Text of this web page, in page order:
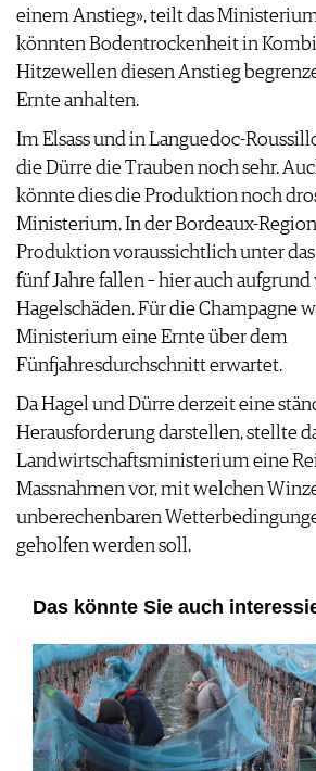
einem Anstieg», teilt das
könnten Bodentrockenheit in
Hitzewellen diesen Anstieg
Ernte anhalten.
Im Elsass und in Languedoc-
die Dürre die Trauben noch sehr.
könnte dies die Produktion noch
Ministerium. In der Bordeaux-
Produktion voraussichtlich unter
fünf Jahre fallen – hier auch
Hagelschäden. Für die Champagne
Ministerium eine Ernte über dem
Fünfjahresdurchschnitt erwartet.
Da Hagel und Dürre derzeit eine
Herausforderung darstellen, stellte
Landwirtschaftsministerium eine
Massnahmen vor, mit welchen
unberechenbaren
geholfen werden soll.
Das könnte Sie auch